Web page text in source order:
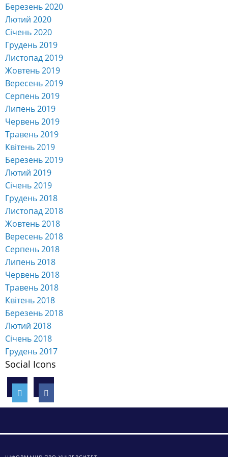
Березень 2020
Лютий 2020
Січень 2020
Грудень 2019
Листопад 2019
Жовтень 2019
Вересень 2019
Серпень 2019
Липень 2019
Червень 2019
Травень 2019
Квітень 2019
Березень 2019
Лютий 2019
Січень 2019
Грудень 2018
Листопад 2018
Жовтень 2018
Вересень 2018
Серпень 2018
Липень 2018
Червень 2018
Травень 2018
Квітень 2018
Березень 2018
Лютий 2018
Січень 2018
Грудень 2017
Social Icons